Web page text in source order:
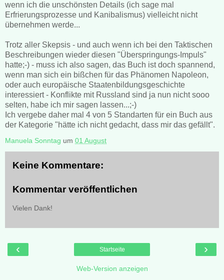
wenn ich die unschönsten Details (ich sage mal
Erfrierungsprozesse und Kanibalismus) vielleicht nicht
übernehmen werde...
Trotz aller Skepsis - und auch wenn ich bei den Taktischen
Beschreibungen wieder diesen "Überspringungs-Impuls"
hatte;-) - muss ich also sagen, das Buch ist doch spannend,
wenn man sich ein bißchen für das Phänomen Napoleon,
oder auch europäische Staatenbildungsgeschichte
interessiert - Konflikte mit Russland sind ja nun nicht sooo
selten, habe ich mir sagen lassen...;-)
Ich vergebe daher mal 4 von 5 Standarten für ein Buch aus
der Kategorie "hätte ich nicht gedacht, dass mir das gefällt".
Manuela Sonntag um 01 August
Keine Kommentare:
Kommentar veröffentlichen
Vielen Dank!
‹ ›
Startseite
Web-Version anzeigen